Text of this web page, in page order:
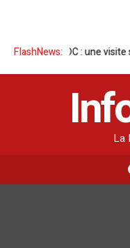
FlashNews:
RDC : une visite sous
La